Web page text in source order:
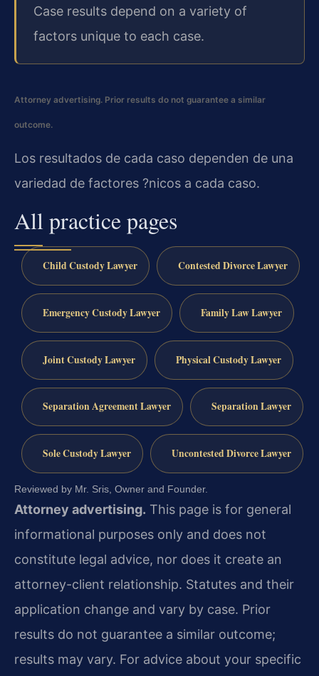
Case results depend on a variety of
factors unique to each case.
Attorney advertising. Prior results do not guarantee a similar
outcome.
Los resultados de cada caso dependen de una
variedad de factores ?nicos a cada caso.
All practice pages
Child Custody Lawyer Contested Divorce Lawyer
Emergency Custody Lawyer Family Law Lawyer
Joint Custody Lawyer Physical Custody Lawyer
Separation Agreement Lawyer Separation Lawyer
Sole Custody Lawyer Uncontested Divorce Lawyer
Reviewed by Mr. Sris, Owner and Founder.
Attorney advertising. This page is for general
informational purposes only and does not
constitute legal advice, nor does it create an
attorney-client relationship. Statutes and their
application change and vary by case. Prior
results do not guarantee a similar outcome;
results may vary. For advice about your specific